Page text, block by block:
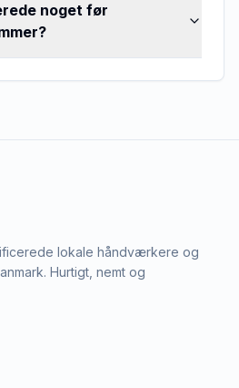
noget før
lokale håndværkere og
Hurtigt, nemt og